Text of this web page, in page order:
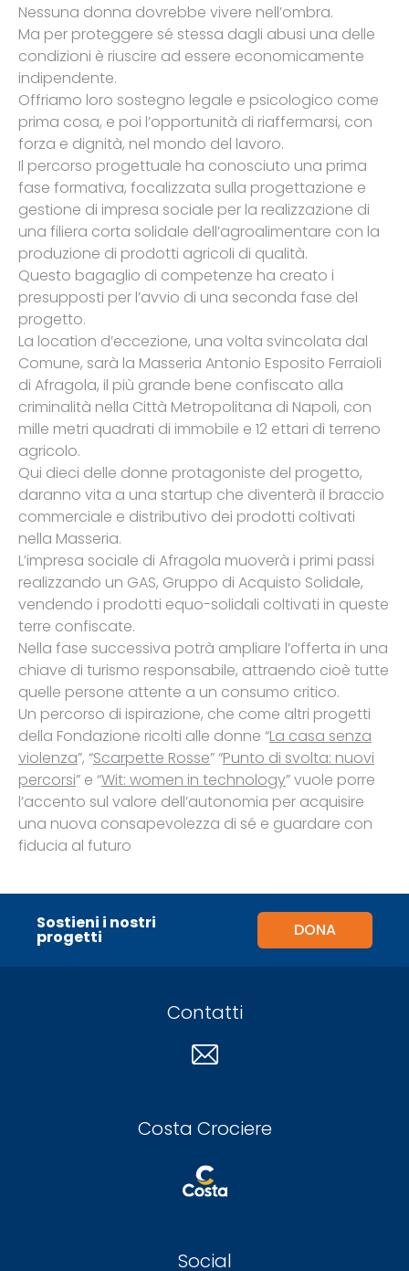
Nessuna donna dovrebbe vivere nell’ombra.
Ma per proteggere sé stessa dagli abusi una delle
condizioni è riuscire ad essere economicamente
indipendente.
Offriamo loro sostegno legale e psicologico come
prima cosa, e poi l’opportunità di riaffermarsi, con
forza e dignità, nel mondo del lavoro.
Il percorso progettuale ha conosciuto una prima
fase formativa, focalizzata sulla progettazione e
gestione di impresa sociale per la realizzazione di
una filiera corta solidale dell’agroalimentare con la
produzione di prodotti agricoli di qualità.
Questo bagaglio di competenze ha creato i
presupposti per l’avvio di una seconda fase del
progetto.
La location d’eccezione, una volta svincolata dal
Comune, sarà la Masseria Antonio Esposito Ferraioli
di Afragola, il più grande bene confiscato alla
criminalità nella Città Metropolitana di Napoli, con
mille metri quadrati di immobile e 12 ettari di terreno
agricolo.
Qui dieci delle donne protagoniste del progetto,
daranno vita a una startup che diventerà il braccio
commerciale e distributivo dei prodotti coltivati
nella Masseria.
L’impresa sociale di Afragola muoverà i primi passi
realizzando un GAS, Gruppo di Acquisto Solidale,
vendendo i prodotti equo-solidali coltivati in queste
terre confiscate.
Nella fase successiva potrà ampliare l’offerta in una
chiave di turismo responsabile, attraendo cioè tutte
quelle persone attente a un consumo critico.
Un percorso di ispirazione, che come altri progetti
della Fondazione ricolti alle donne “La casa senza
violenza”, “Scarpette Rosse” “Punto di svolta: nuovi
percorsi” e “Wit: women in technology” vuole porre
l’accento sul valore dell’autonomia per acquisire
una nuova consapevolezza di sé e guardare con
fiducia al futuro
Sostieni i nostri
progetti DONA
Contatti
Costa Crociere
Social